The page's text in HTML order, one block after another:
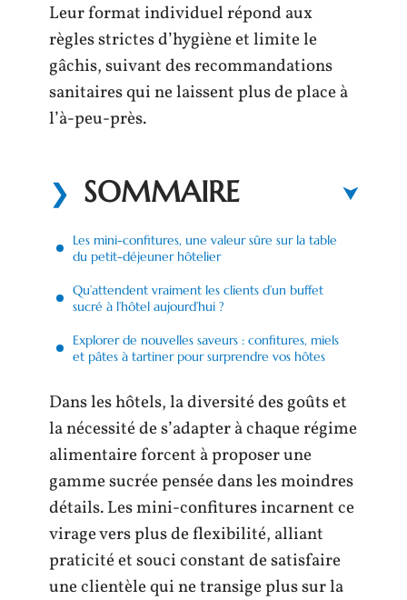
Leur format individuel répond aux
règles strictes d’hygiène et limite le
gâchis, suivant des recommandations
sanitaires qui ne laissent plus de place à
l’à-peu-près.
SOMMAIRE
Les mini-confitures, une valeur sûre sur la table
du petit-déjeuner hôtelier
Qu’attendent vraiment les clients d’un buffet
sucré à l’hôtel aujourd’hui ?
Explorer de nouvelles saveurs : confitures, miels
et pâtes à tartiner pour surprendre vos hôtes
Dans les hôtels, la diversité des goûts et
la nécessité de s’adapter à chaque régime
alimentaire forcent à proposer une
gamme sucrée pensée dans les moindres
détails. Les mini-confitures incarnent ce
virage vers plus de flexibilité, alliant
praticité et souci constant de satisfaire
une clientèle qui ne transige plus sur la